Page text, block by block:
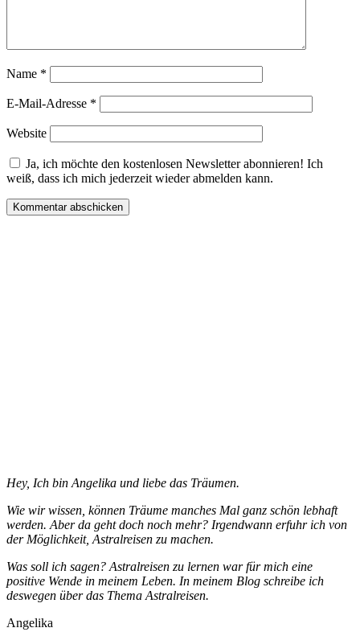
Name *
E-Mail-Adresse *
Website
Ja, ich möchte den kostenlosen Newsletter abonnieren! Ich
weiß, dass ich mich jederzeit wieder abmelden kann.
Hey, Ich bin Angelika und liebe das Träumen.
Wie wir wissen, können Träume manches Mal ganz schön lebhaft
werden. Aber da geht doch noch mehr? Irgendwann erfuhr ich von
der Möglichkeit, Astralreisen zu machen.
Was soll ich sagen? Astralreisen zu lernen war für mich eine
positive Wende in meinem Leben. In meinem Blog schreibe ich
deswegen über das Thema Astralreisen.
Angelika